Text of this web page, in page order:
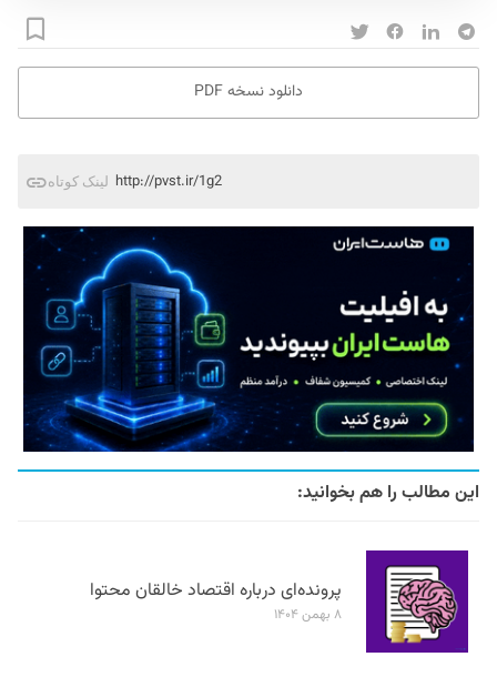
دانلود نسخه PDF
لینک کوتاه http://pvst.ir/1g2
این مطالب را هم بخوانید:
پرونده‌ای درباره اقتصاد خالقان محتوا
۸ بهمن ۱۴۰۴